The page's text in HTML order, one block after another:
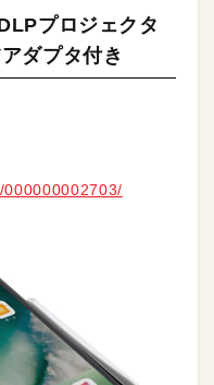
プロジェクタ
ダプタ付き